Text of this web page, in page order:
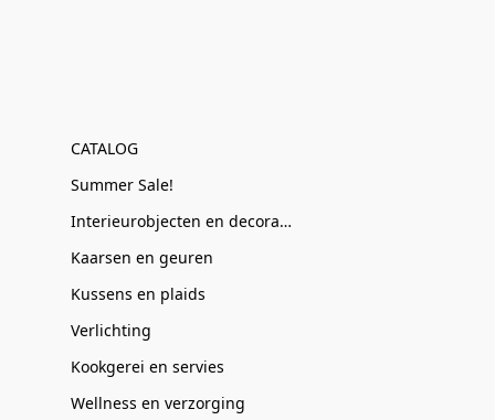
CATALOG
Summer Sale!
Interieurobjecten en decoratie
Kaarsen en geuren
Kussens en plaids
Verlichting
Kookgerei en servies
Wellness en verzorging